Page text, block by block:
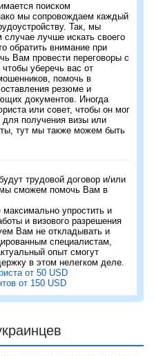
поиском
мы сопровождаем каждый
Так, мы
лучше искать своего
обратить внимание при
Вам провести переговоры с
уберечь вас от
помочь в
резюме и
документов. Иногда
или совет, чтобы он мог
получения визы или
тут мы также можем быть
трудовой договор и/или
мы сможем помочь Вам в
упростить и
и визового разрешения
Вам не откладывать и
специалистам,
опыт смогут
в этом нелегком деле.
от 50 USD
от 150 USD